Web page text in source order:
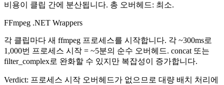
비용이 클립 간에 분산됩니다. 총 오버헤드: 최소.
FFmpeg .NET Wrappers
각 클립마다 새 ffmpeg 프로세스를 시작합니다. 각 ~300ms로
1,000번 프로세스 시작 = ~5분의 순수 오버헤드. concat 또는
filter_complex로 완화할 수 있지만 복잡성이 증가합니다.
Verdict: 프로세스 시작 오버헤드가 없으므로 대량 배치 처리에